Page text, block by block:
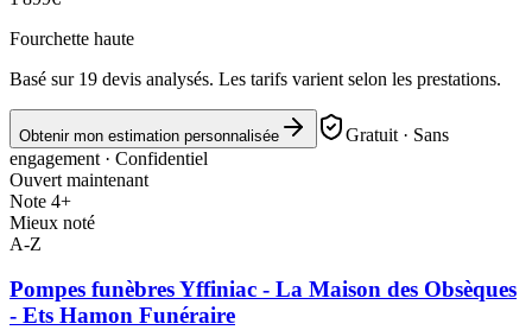
Fourchette haute
Basé sur 19 devis analysés. Les tarifs varient selon les prestations.
Obtenir mon estimation personnalisée
Gratuit · Sans
engagement · Confidentiel
Ouvert maintenant
Note 4+
Mieux noté
A-Z
Pompes funèbres Yffiniac - La Maison des Obsèques
- Ets Hamon Funéraire